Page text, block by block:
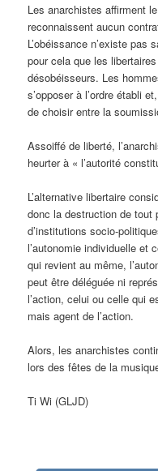
Les anarchistes affirment
reconnaissent aucun
L’obéissance n’existe pas
pour cela que les
désobéisseurs. Les
s’opposer à l’ordre établi
de choisir entre la
Assoiffé de liberté,
heurter à « l’autorité
L’alternative libertaire
donc la destruction de tout
d’institutions socio-
l’autonomie individuelle et
qui revient au même,
peut être déléguée ni
l’action, celui ou celle qui
mais agent de l’action.
Alors, les anarchistes
lors des fêtes de la
Ti Wi (GLJD)